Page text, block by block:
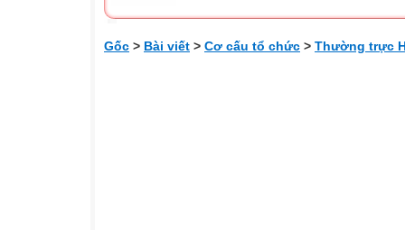
Gốc > Bài viết > Cơ cấu tổ chức > Thường trực